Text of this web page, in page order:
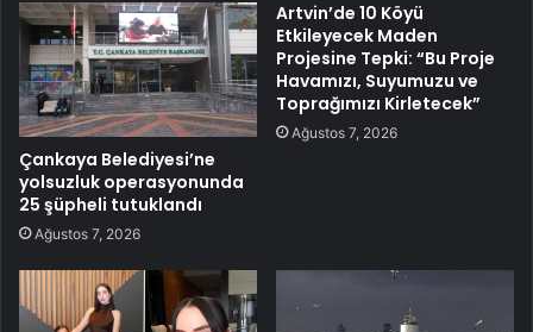
Çankaya Belediyesi’ne
yolsuzluk operasyonunda
25 şüpheli tutuklandı
Ağustos 7, 2026
Artvin’de 10 Köyü
Etkileyecek Maden
Projesine Tepki: “Bu Proje
Havamızı, Suyumuzu ve
Toprağımızı Kirletecek”
Ağustos 7, 2026